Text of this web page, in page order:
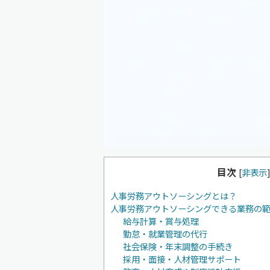
目次 [非表示]
人事労務アウトソーシングとは？
人事労務アウトソーシングできる業務の
給与計算・賞与処理
勤怠・就業管理の代行
社会保険・年末調整の手続き
採用・面接・人材管理サポート